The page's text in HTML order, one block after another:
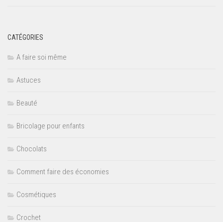
CATÉGORIES
A faire soi même
Astuces
Beauté
Bricolage pour enfants
Chocolats
Comment faire des économies
Cosmétiques
Crochet